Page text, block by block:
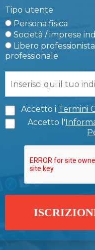
Tipo utente
Persona fisica
Società / imprese
Libero
professionale
Accetto i Termini
Accetto l'